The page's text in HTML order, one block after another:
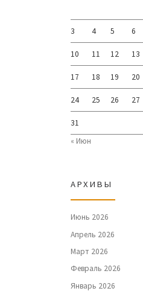
3 4 5 6
10 11 12 13
17 18 19 20
24 25 26 27
31
« Июн
АРХИВЫ
Июнь 2026
Апрель 2026
Март 2026
Февраль 2026
Январь 2026